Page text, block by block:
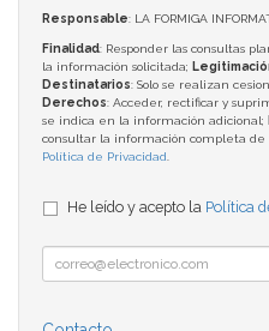
Responsable: LA FORMIGA
Finalidad: Responder las consultas
la información solicitada;
Destinatarios: Solo se realizan
Derechos: Acceder, rectificar y
se indica en la información adicional;
consultar la información completa de
Política de Privacidad
He leído y acepto la Política